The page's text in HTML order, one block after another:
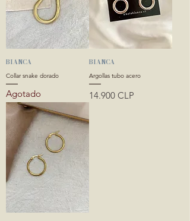
BIANCA
Collar snake dorado
Agotado
BIANCA
Argollas tubo acero
Precio
14.900 CLP